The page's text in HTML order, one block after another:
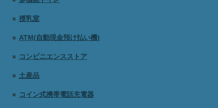
授乳室
ATM(自動現金預け払い機)
コンビニエンスストア
土産品
コイン式携帯電話充電器